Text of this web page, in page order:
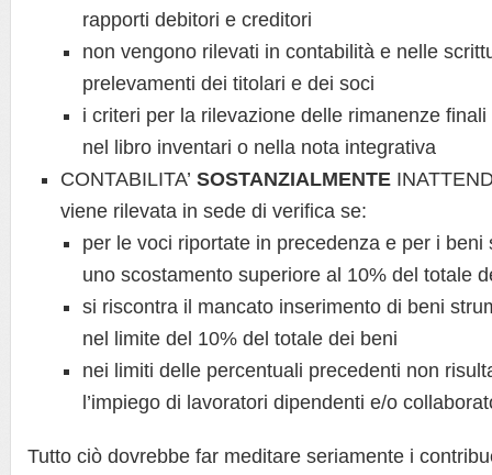
rapporti debitori e creditori
non vengono rilevati in contabilità e nelle
prelevamenti dei titolari e dei soci
i criteri per la rilevazione delle rimanenze
nel libro inventari o nella nota integrativa
CONTABILITA’ SOSTANZIALMENTE
viene rilevata in sede di verifica se:
per le voci riportate in precedenza e per i beni
uno scostamento superiore al 10% del totale
si riscontra il mancato inserimento di beni
nel limite del 10% del totale dei beni
nei limiti delle percentuali precedenti non
l’impiego di lavoratori dipendenti e/o
Tutto ciò dovrebbe far meditare seriamente i